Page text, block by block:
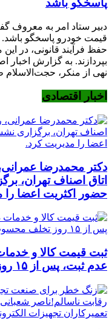
پاسخگو باشد
دبیر ستاد امر به معروف
قیمت خودرو پاسخگو
حفظ فرآیند قانونی، در
بپردازند. به گزارش اخبار
نهی از منکر،
اخبار اقتصادی
دکتر محمدرضا
اتاق اصناف تهران،
حضور اکثریت اعضا را
عدم ثبت، پس از ۱۵ روز تخلف محسوب می‌شود